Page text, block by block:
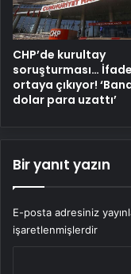
CHP’de kurultay
soruşturması…
ortaya çıkıyor!
dolar para uzattı’
Bir yanıt yazın
E-posta adresiniz
işaretlenmişlerdir